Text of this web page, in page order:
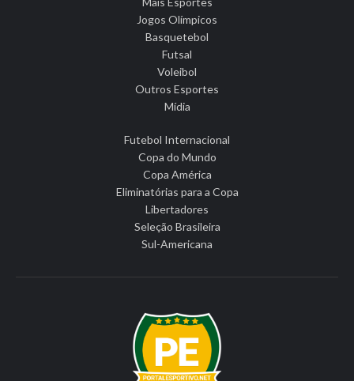
Jogos Olímpicos
Basquetebol
Futsal
Voleibol
Outros Esportes
Mídia
Futebol Internacional
Copa do Mundo
Copa América
Eliminatórias para a Copa
Libertadores
Seleção Brasileira
Sul-Americana